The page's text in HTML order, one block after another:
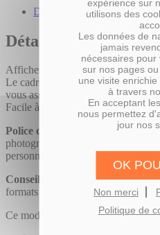
expérience sur
utilisons des
Les données de
jamais
nécessaires pour
sur nos pages
une visite
à travers
En acceptant
nous permettez
jour nos
OK
Non merci
Politique de
Description du produit
Détails
Affichez vos plus beaux souvenirs
Le cadre en aluminium argent mat
vous assurent un produit solide et
Facile à accrocher, vous pourrez en
Police de texte :
t si vous
photographié ? Retrouvez toutes
personnaliser votre cadre.
Conseil d’expert :
sur un même
formats différents pour des
Ce modèle existe également aux